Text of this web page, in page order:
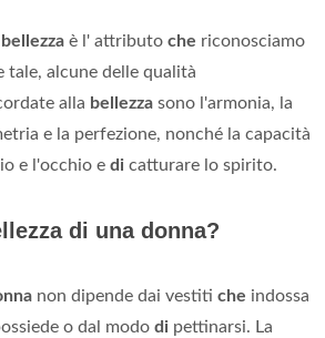
bellezza è l' attributo che riconosciamo
tale, alcune delle qualità
alla bellezza sono l'armonia, la
e la perfezione, nonché la capacità
e l'occhio e di catturare lo spirito.
di una donna?
non dipende dai vestiti che indossa
o dal modo di pettinarsi. La